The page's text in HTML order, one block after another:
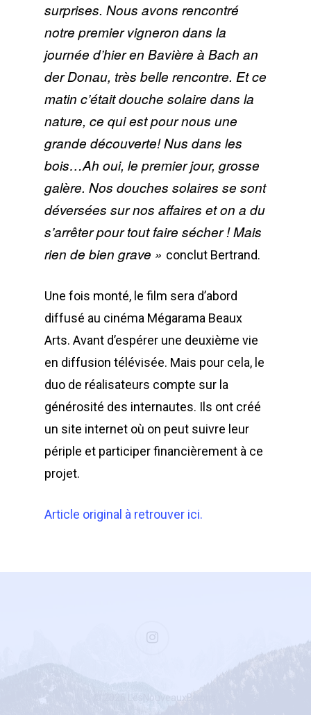
surprises. Nous avons rencontré
notre premier vigneron dans la
journée d’hier en Bavière à Bach an
der Donau, très belle rencontre. Et ce
matin c’était douche solaire dans la
nature, ce qui est pour nous une
grande découverte! Nus dans les
bois…Ah oui, le premier jour, grosse
galère. Nos douches solaires se sont
déversées sur nos affaires et on a du
s’arrêter pour tout faire sécher ! Mais
rien de bien grave » conclut Bertrand.
Une fois monté, le film sera d’abord
diffusé au cinéma Mégarama Beaux
Arts. Avant d’espérer une deuxième vie
en diffusion télévisée. Mais pour cela, le
duo de réalisateurs compte sur la
générosité des internautes. Ils ont créé
un site internet où on peut suivre leur
périple et participer financièrement à ce
projet.
Article original à retrouver ici.
© 2026 LesNouveauxBisons.